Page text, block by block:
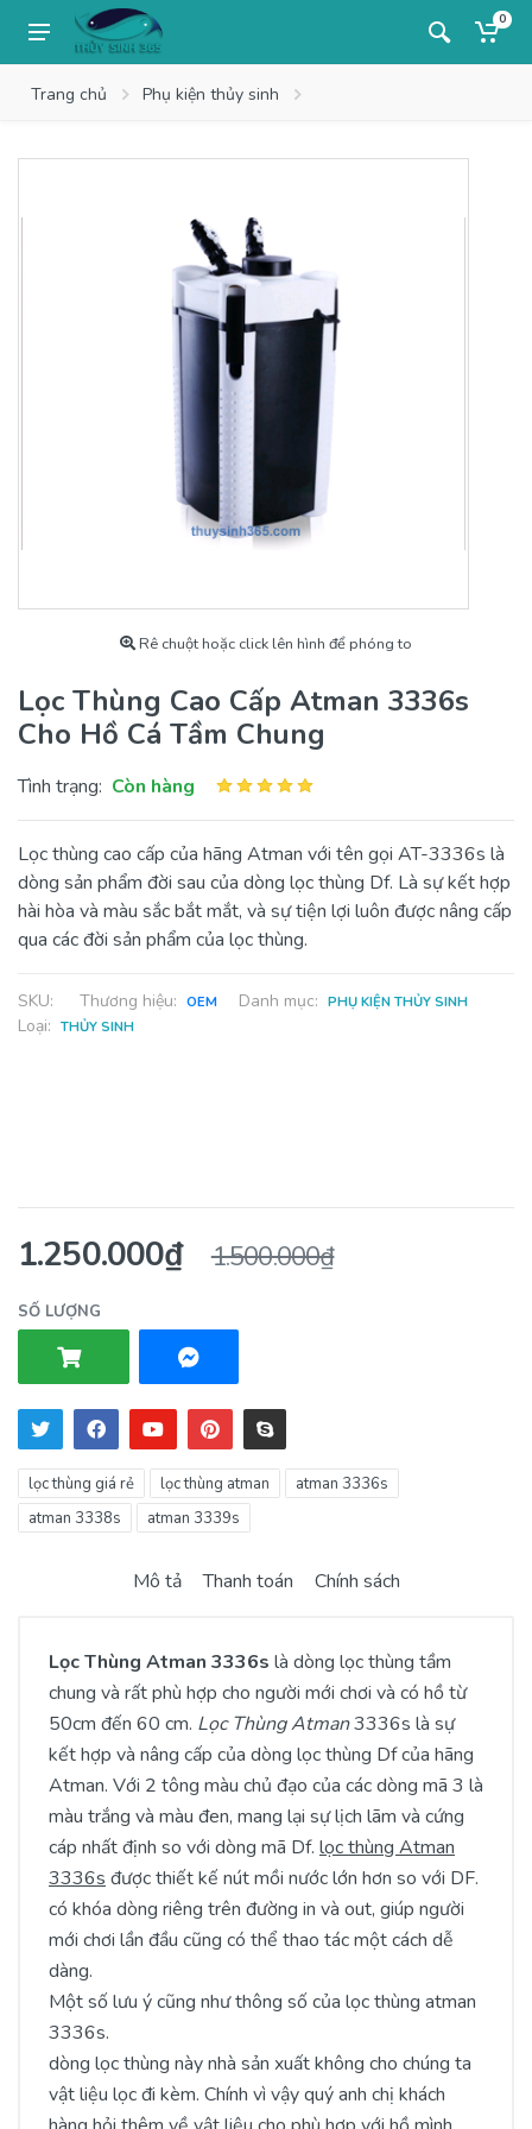
0
Trang chủ Phụ kiện thủy sinh
Rê chuột hoặc click lên hình để phóng to
Lọc Thùng Cao Cấp Atman 3336s
Cho Hồ Cá Tầm Chung
Tình trạng: Còn hàng
Lọc thùng cao cấp của hãng Atman với tên gọi AT-3336s là
dòng sản phẩm đời sau của dòng lọc thùng Df. Là sự kết hợp
hài hòa và màu sắc bắt mắt, và sự tiện lợi luôn được nâng cấp
qua các đời sản phẩm của lọc thùng.
SKU: Thương hiệu: OEM Danh mục: PHỤ KIỆN THỦY SINH
Loại: THỦY SINH
1.250.000₫ 1.500.000₫
SỐ LƯỢNG
lọc thùng giá rẻ lọc thùng atman
atman 3336s
atman 3338s
atman 3339s
Mô tả Thanh toán Chính sách
Lọc Thùng Atman 3336s là dòng lọc thùng tầm
chung và rất phù hợp cho người mới chơi và có hồ từ
50cm đến 60 cm. Lọc Thùng Atman3336s là sự
kết hợp và nâng cấp của dòng lọc thùng Df của hãng
Atman. Với 2 tông màu chủ đạo của các dòng mã 3 là
màu trắng và màu đen, mang lại sự lịch lãm và cứng
cáp nhất định so với dòng mã Df. lọc thùng Atman
3336s được thiết kế nút mồi nước lớn hơn so với DF.
có khóa dòng riêng trên đường in và out, giúp người
mới chơi lần đầu cũng có thể thao tác một cách dễ
dàng.
Một số lưu ý cũng như thông số của lọc thùng atman
3336s.
dòng lọc thùng này nhà sản xuất không cho chúng ta
vật liệu lọc đi kèm. Chính vì vậy quý anh chị khách